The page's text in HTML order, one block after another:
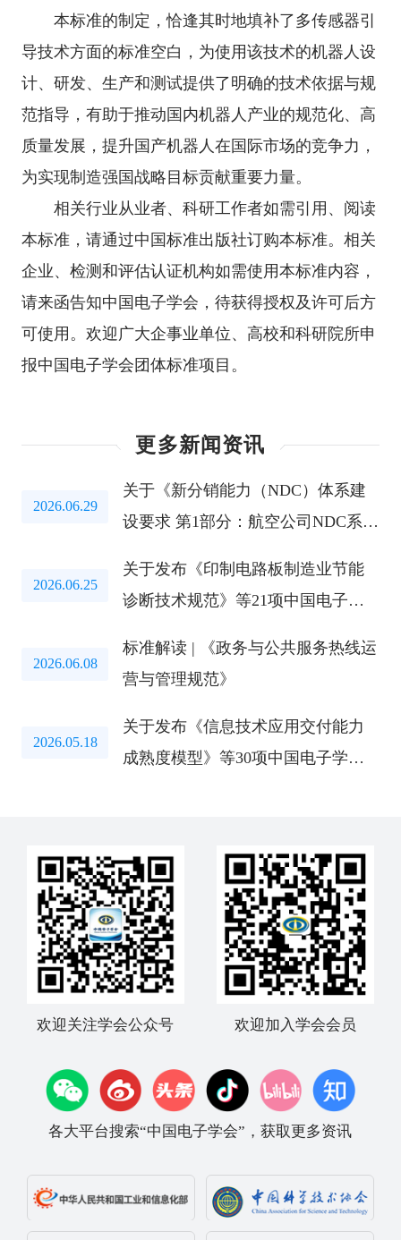
本标准的制定，恰逢其时地填补了多传感器引
导技术方面的标准空白，为使用该技术的机器人设
计、研发、生产和测试提供了明确的技术依据与规
范指导，有助于推动国内机器人产业的规范化、高
质量发展，提升国产机器 人在国际市场的竞争力，
为实现制造强国战略目标贡献重要力量。
相关行业从业者、科研工作者如需引用、阅读
本标准，请通过中国标准出版社订购本标准。相关
企业、检测和评估认证机构如需使用本标准内容，
请来函告知中国电子学会，待获得授权及许可后方
可使用。欢迎广大企事业单位、高校和科研院所申
报中国电子学会团体标准项目。
更多新闻资讯
2026.06.29
关于《新分销能力（NDC）体系建
设要求 第1部分：航空公司NDC系
2026.06.25
关于发布《印制电路板制造业节能
诊断技术规范》等21项中国电子学
2026.06.08
标准解读 | 《政务与公共服务热线运
营与管理规范》
2026.05.18
关于发布《信息技术应用交付能力
成熟度模型》等30项中国电子学会
欢迎关注学会公众号 欢迎加入学会会员
各大平台搜索“中国电子学会”，获取更多资讯